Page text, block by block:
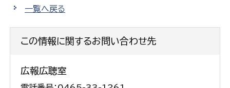
一覧へ戻る
この情報に関するお問い合わせ先
広報広聴室